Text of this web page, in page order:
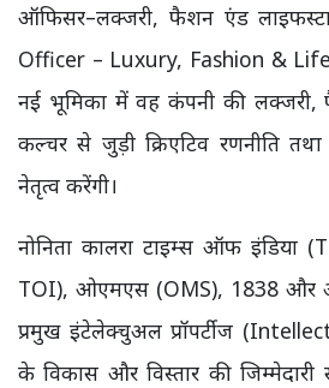
ऑफिसर–लक्जरी, फैशन एंड
Officer – Luxury, Fashion &
नई भूमिका में वह कंपनी की
कल्चर से जुड़ी क्रिएटिव रणनीति
नेतृत्व करेंगी।
नोनिता कालरा टाइम्स ऑफ इंडिया
TOI), ओएमएस (OMS), 1838 और
प्रमुख इंटेलेक्चुअल प्रॉपर्टीज
के विकास और विस्तार की